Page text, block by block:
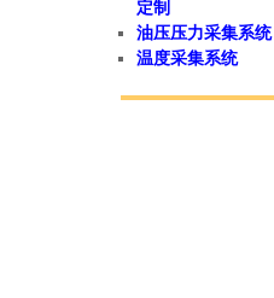
定制
油压压力采集系统
温度采集系统